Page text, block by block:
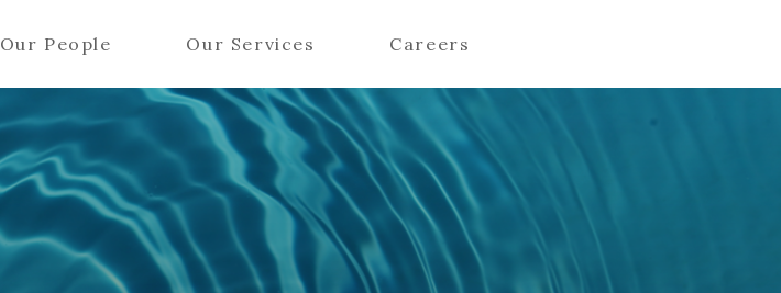
Our People Our Services Careers